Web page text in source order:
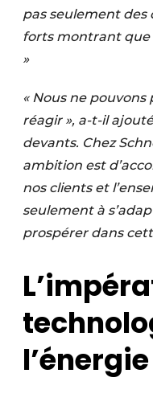
pas seulement des
forts montrant que
»
« Nous ne
réagir », a-t-il
devants. Chez
ambition est
nos clients et
seulement à
prospérer dans
l’énergie